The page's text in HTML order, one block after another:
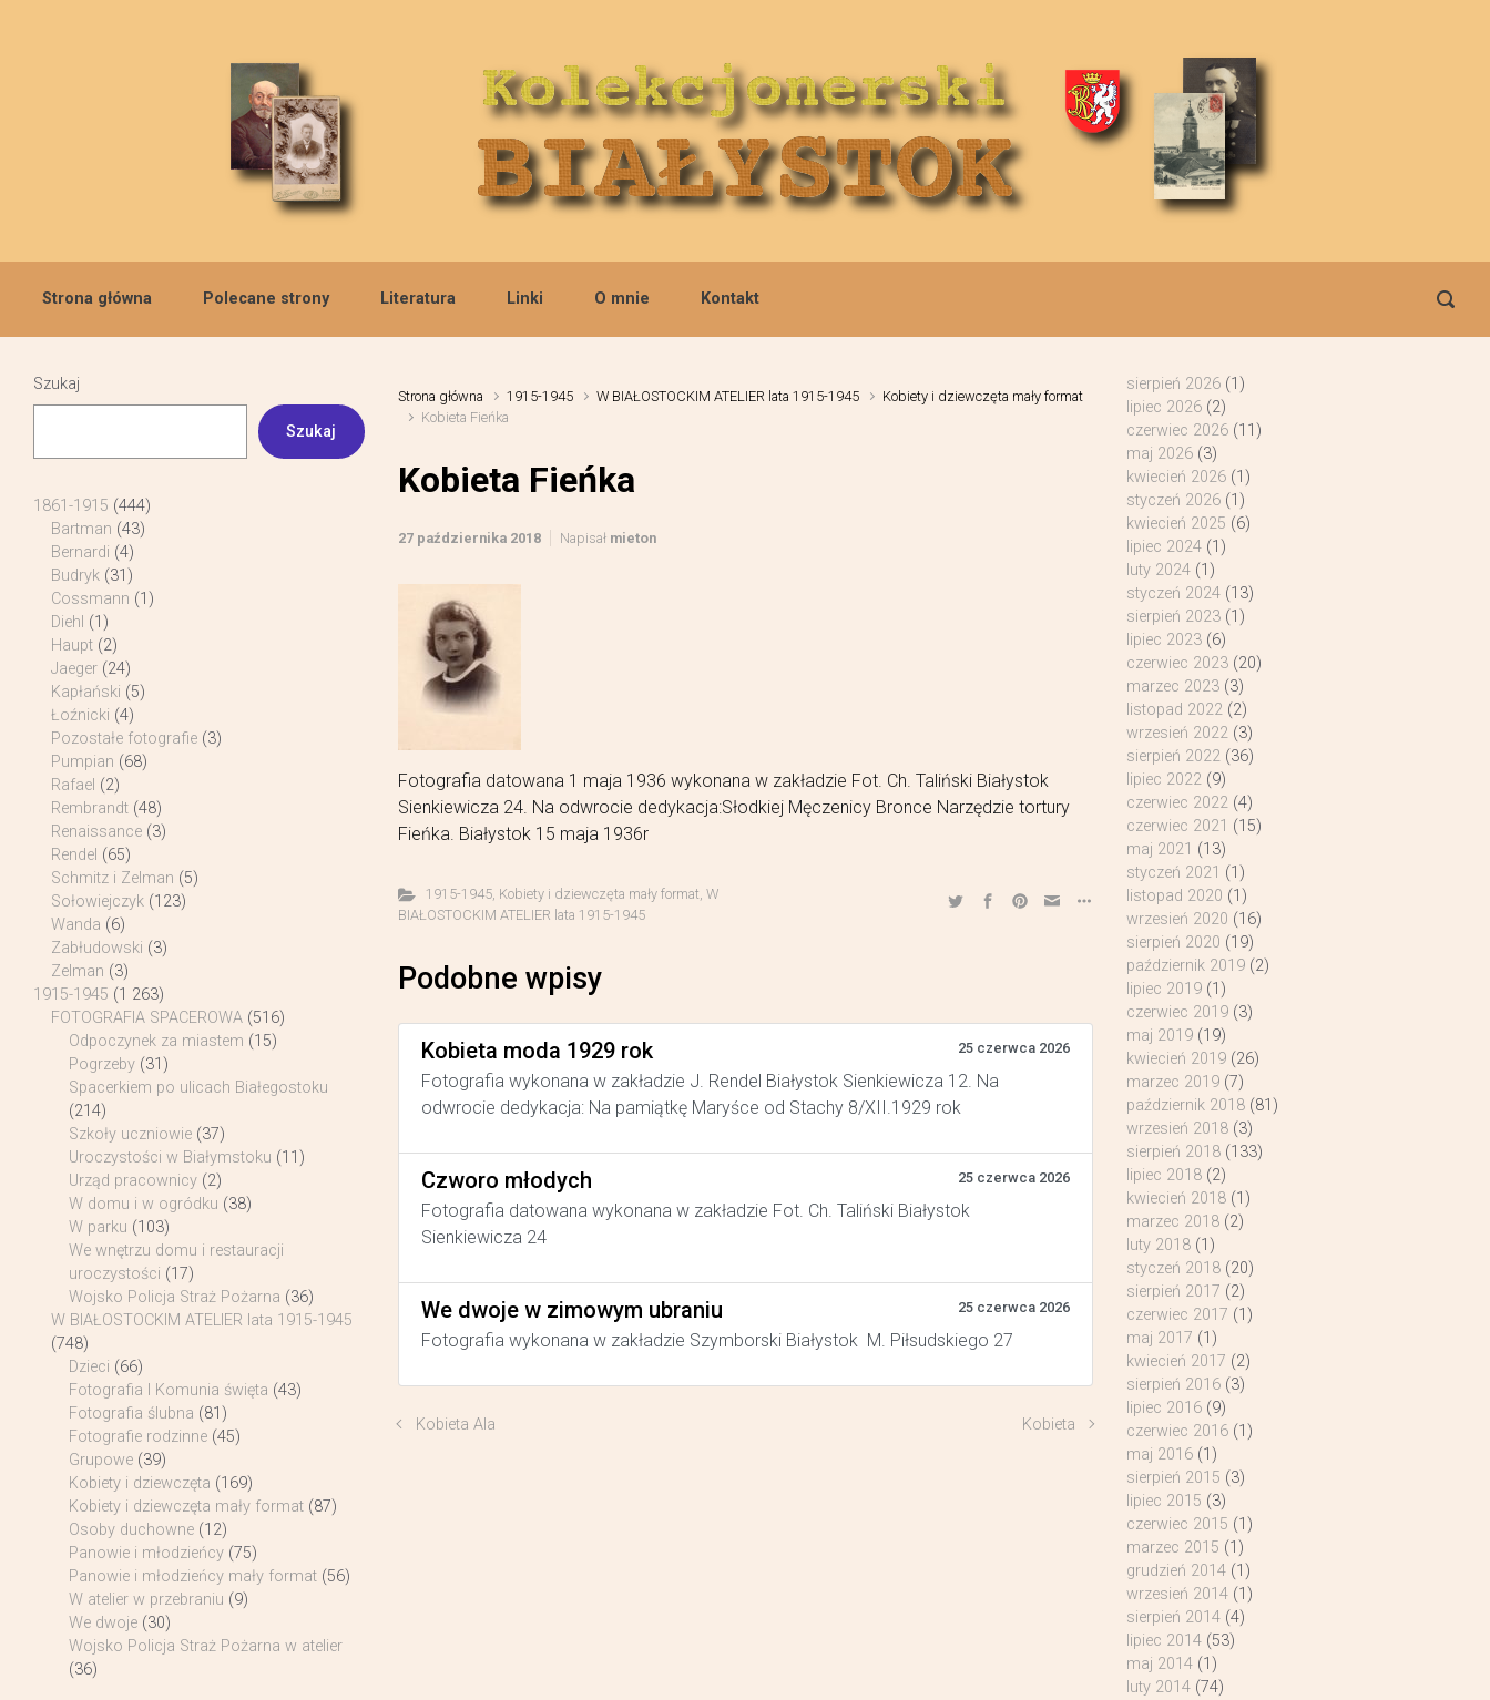
Strona główna Polecane strony Literatura Linki O mnie Kontakt
Strona główna 1915-1945 W BIAŁOSTOCKIM ATELIER lata 1915-1945
Kobiety i dziewczęta mały format
Kobieta Fieńka
Kobieta Fieńka
27 października 2018 Napisał mieton
Fotografia datowana 1 maja 1936 wykonana w zakładzie Fot. Ch. Taliński Białystok
Sienkiewicza 24. Na odwrocie dedykacja:Słodkiej Męczenicy Bronce Narzędzie tortury
Fieńka. Białystok 15 maja 1936r
1915-1945, Kobiety i dziewczęta mały format,W
BIAŁOSTOCKIM ATELIER lata 1915-1945
Podobne wpisy
Kobieta moda 1929 rok 25 czerwca 2026
Fotografia wykonana w zakładzie J. Rendel Białystok Sienkiewicza 12. Na
odwrocie dedykacja: Na pamiątkę Maryśce od Stachy 8/XII.1929 rok
Czworo młodych 25 czerwca 2026
Fotografia datowana wykonana w zakładzie Fot. Ch. Taliński Białystok
Sienkiewicza 24
We dwoje w zimowym ubraniu 25 czerwca 2026
Fotografia wykonana w zakładzie Szymborski Białystok M. Piłsudskiego 27
Kobieta Ala Kobieta
Szukaj
Szukaj
1861-1915 (444)
Bartman (43)
Bernardi (4)
Budryk (31)
Cossmann (1)
Diehl (1)
Haupt (2)
Jaeger (24)
Kapłański (5)
Łoźnicki (4)
Pozostałe fotografie (3)
Pumpian (68)
Rafael (2)
Rembrandt (48)
Renaissance (3)
Rendel (65)
Schmitz i Zelman (5)
Sołowiejczyk (123)
Wanda (6)
Zabłudowski (3)
Zelman (3)
1915-1945 (1 263)
FOTOGRAFIA SPACEROWA (516)
Odpoczynek za miastem (15)
Pogrzeby (31)
Spacerkiem po ulicach Białegostoku
(214)
Szkoły uczniowie (37)
Uroczystości w Białymstoku (11)
Urząd pracownicy (2)
W domu i w ogródku (38)
W parku (103)
We wnętrzu domu i restauracji
uroczystości (17)
Wojsko Policja Straż Pożarna (36)
W BIAŁOSTOCKIM ATELIER lata 1915-1945
(748)
Dzieci (66)
Fotografia I Komunia święta (43)
Fotografia ślubna (81)
Fotografie rodzinne (45)
Grupowe (39)
Kobiety i dziewczęta (169)
Kobiety i dziewczęta mały format (87)
Osoby duchowne (12)
Panowie i młodzieńcy (75)
Panowie i młodzieńcy mały format (56)
W atelier w przebraniu (9)
We dwoje (30)
Wojsko Policja Straż Pożarna w atelier
(36)
sierpień 2026(1)
lipiec 2026(2)
czerwiec 2026(11)
maj 2026(3)
kwiecień 2026(1)
styczeń 2026(1)
kwiecień 2025 (6)
lipiec 2024(1)
luty 2024(1)
styczeń 2024(13)
sierpień 2023(1)
lipiec 2023(6)
czerwiec 2023(20)
marzec 2023(3)
listopad 2022(2)
wrzesień 2022(3)
sierpień 2022(36)
lipiec 2022(9)
czerwiec 2022(4)
czerwiec 2021 (15)
maj 2021 (13)
styczeń 2021 (1)
listopad 2020 (1)
wrzesień 2020 (16)
sierpień 2020 (19)
październik 2019(2)
lipiec 2019(1)
czerwiec 2019(3)
maj 2019(19)
kwiecień 2019(26)
marzec 2019(7)
październik 2018(81)
wrzesień 2018(3)
sierpień 2018(133)
lipiec 2018(2)
kwiecień 2018(1)
marzec 2018(2)
luty 2018(1)
styczeń 2018(20)
sierpień 2017 (2)
czerwiec 2017 (1)
maj 2017 (1)
kwiecień 2017 (2)
sierpień 2016(3)
lipiec 2016(9)
czerwiec 2016(1)
maj 2016(1)
sierpień 2015 (3)
lipiec 2015 (3)
czerwiec 2015 (1)
marzec 2015 (1)
grudzień 2014(1)
wrzesień 2014(1)
sierpień 2014(4)
lipiec 2014(53)
maj 2014(1)
luty 2014(74)